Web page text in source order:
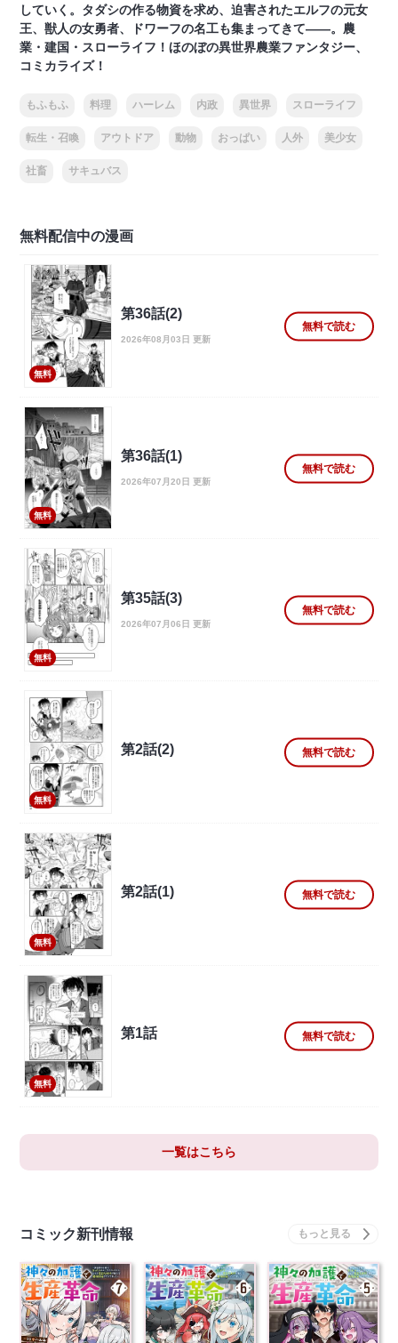
していく。タダシの作る物資を求め、迫害されたエルフの元女
王、獣人の女勇者、ドワーフの名工も集まってきて――。農
業・建国・スローライフ！ほのぼの異世界農業ファンタジー、
コミカライズ！
もふもふ 料理 ハーレム 内政 異世界 スローライフ
転生・召喚 アウトドア 動物 おっぱい 人外 美少女
社畜 サキュバス
無料配信中の漫画
無料
第36話(2)
2026年08月03日 更新
無料で読む
無料
第36話(1)
2026年07月20日 更新
無料で読む
無料
第35話(3)
2026年07月06日 更新
無料で読む
無料
第2話(2) 無料で読む
無料
第2話(1) 無料で読む
無料
第1話 無料で読む
一覧はこちら
コミック新刊情報